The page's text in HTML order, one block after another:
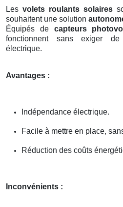
Les volets roulants solaires
souhaitent une solution
Équipés de capteurs
fonctionnent sans exiger
électrique.
Avantages :
Indépendance électrique.
Facile à mettre en place,
Réduction des coûts
Inconvénients :